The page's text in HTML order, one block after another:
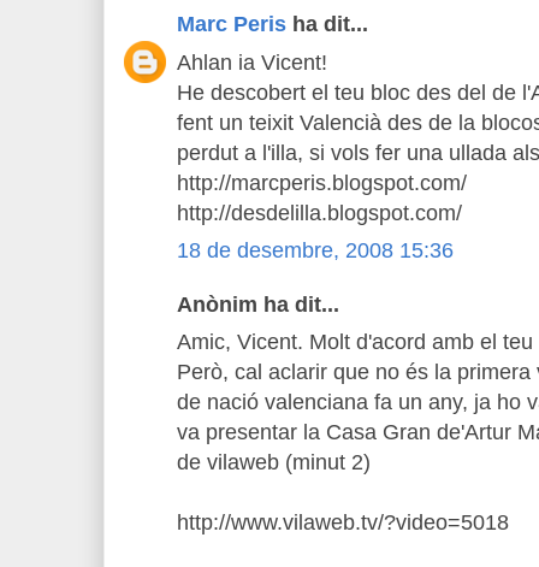
Marc Peris ha dit...
Ahlan ia Vicent!
He descobert el teu bloc des del de
fent un teixit Valencià des de la
perdut a l'illa, si vols fer una ullada
http://marcperis.blogspot.com/
http://desdelilla.blogspot.com/
18 de desembre, 2008 15:36
Anònim ha dit...
Amic, Vicent. Molt d'acord amb el teu
Però, cal aclarir que no és la
de nació valenciana fa un any, ja ho
va presentar la Casa Gran de'Artur
de vilaweb (minut 2)
http://www.vilaweb.tv/?video=5018